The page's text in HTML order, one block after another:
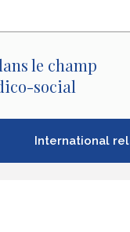
le champ
social
International